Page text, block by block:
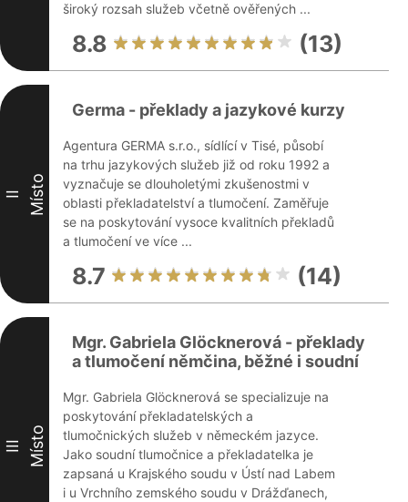
široký rozsah služeb včetně ověřených ...
8.8 (13)
II Místo
Germa - překlady a jazykové kurzy
Agentura GERMA s.r.o., sídlící v Tisé, působí
na trhu jazykových služeb již od roku 1992 a
vyznačuje se dlouholetými zkušenostmi v
oblasti překladatelství a tlumočení. Zaměřuje
se na poskytování vysoce kvalitních překladů
a tlumočení ve více ...
8.7 (14)
III Místo
Mgr. Gabriela Glöcknerová - překlady
a tlumočení němčina, běžné i soudní
Mgr. Gabriela Glöcknerová se specializuje na
poskytování překladatelských a
tlumočnických služeb v německém jazyce.
Jako soudní tlumočnice a překladatelka je
zapsaná u Krajského soudu v Ústí nad Labem
i u Vrchního zemského soudu v Drážďanech,